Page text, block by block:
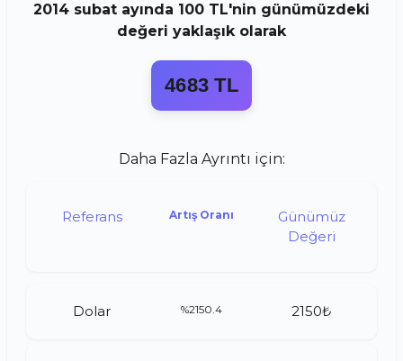
2014 subat ayında 100 TL'nin günümüzdeki
değeri yaklaşık olarak
4683 TL
Daha Fazla Ayrıntı için:
Referans Artış Oranı
Günümüz
Değeri
Dolar %2150.4 2150₺